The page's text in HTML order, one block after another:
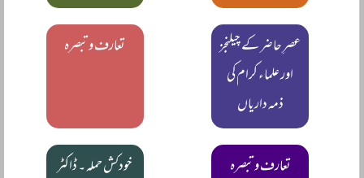
عصرِ حاضر کے چیلنجز
اور علماء کرام کی
ذمہ داریاں
تعارف و تبصرہ
تعارف و تبصرہ
خودکش حملہ ۔ ڈاکٹر